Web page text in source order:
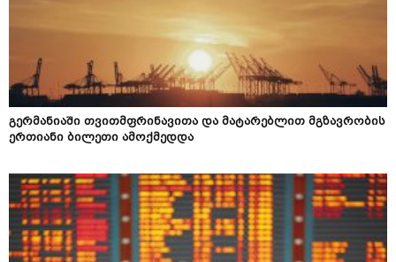
გერმანიაში თვითმფრინავითა და მატარებლით მგზავრობის
ერთიანი ბილეთი ამოქმედდა